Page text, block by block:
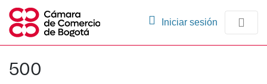
Iniciar sesión (current)
500